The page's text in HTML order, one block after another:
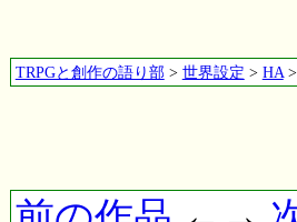
TRPGと創作の語り部> 世界設定 > HA>